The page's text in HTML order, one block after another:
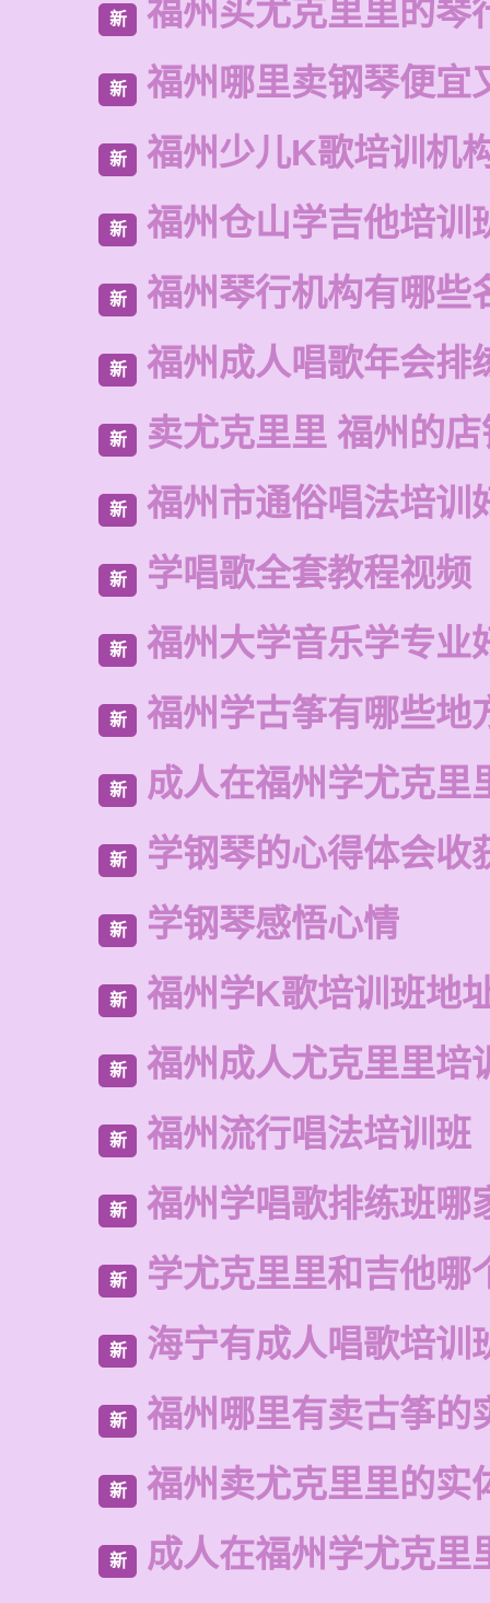
新 福州买尤克里里的琴
新 福州哪里卖钢琴便宜
新 福州少儿K歌培训机
新 福州仓山学吉他培训
新 福州琴行机构有哪些
新 福州成人唱歌年会排
新 卖尤克里里 福州的店
新 福州市通俗唱法培训
新 学唱歌全套教程视频
新 福州大学音乐学专业
新 福州学古筝有哪些地
新 成人在福州学尤克里
新 学钢琴的心得体会收
新 学钢琴感悟心情
新 福州学K歌培训班地
新 福州成人尤克里里培
新 福州流行唱法培训班
新 福州学唱歌排练班哪
新 学尤克里里和吉他哪
新 海宁有成人唱歌培训
新 福州哪里有卖古筝的
新 福州卖尤克里里的实
新 成人在福州学尤克里